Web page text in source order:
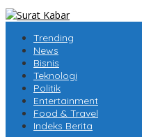
Trending
News
Bisnis
Teknologi
Politik
Entertainment
Food & Travel
Indeks Berita